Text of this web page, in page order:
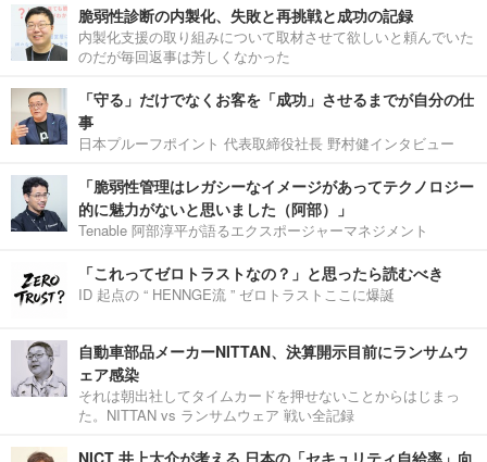
脆弱性診断の内製化、失敗と再挑戦と成功の記録
内製化支援の取り組みについて取材させて欲しいと頼んでいた
のだが毎回返事は芳しくなかった
「守る」だけでなくお客を「成功」させるまでが自分の仕
事
日本プルーフポイント 代表取締役社長 野村健インタビュー
「脆弱性管理はレガシーなイメージがあってテクノロジー
的に魅力がないと思いました（阿部）」
Tenable 阿部淳平が語るエクスポージャーマネジメント
「これってゼロトラストなの？」と思ったら読むべき
ID 起点の “ HENNGE流 ” ゼロトラストここに爆誕
自動車部品メーカーNITTAN、決算開示目前にランサムウ
ェア感染
それは朝出社してタイムカードを押せないことからはじまっ
た。NITTAN vs ランサムウェア 戦い全記録